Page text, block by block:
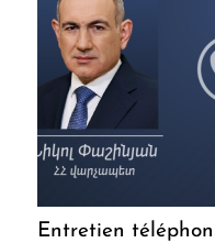
Entretien